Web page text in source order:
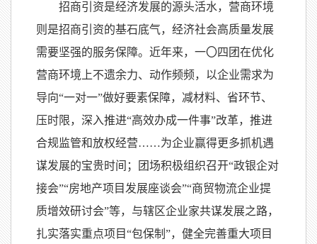
招商引资是经济发展的源头活水，营商环境
则是招商引资的基石底气，经济社会高质量发展
需要坚强的服务保障。近年来，一〇四团在优化
营商环境上不遗余力、动作频频，以企业需求为
导向“一对一”做好要素保障，减材料、省环节、
压时限，深入推进“高效办成一件事”改革，推进
合规监管和放权经营……为企业赢得更多抓机遇
谋发展的宝贵时间；团场积极组织召开“政银企对
接会”“房地产项目发展座谈会”“商贸物流企业提
质增效研讨会”等，与辖区企业家共谋发展之路，
扎实落实重点项目“包保制”，健全完善重大项目